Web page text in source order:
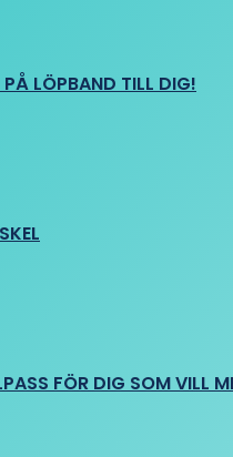
LÖPBAND TILL DIG!
FÖR DIG SOM VILL